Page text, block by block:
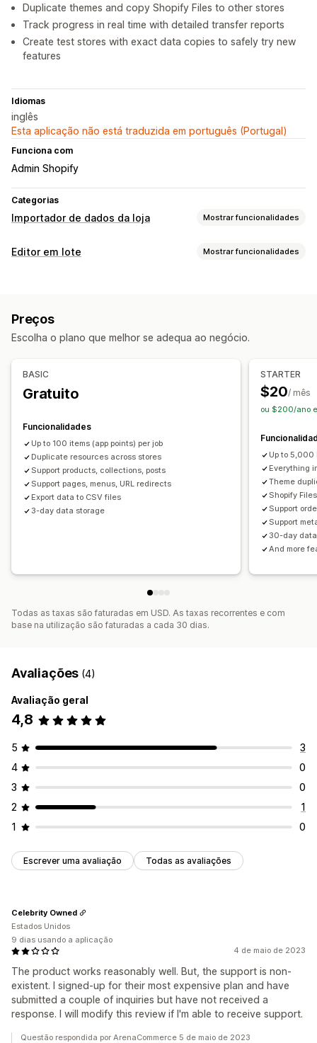
Duplicate themes and copy Shopify Files to other stores
Track progress in real time with detailed transfer reports
Create test stores with exact data copies to safely try new
features
Idiomas
inglês
Esta aplicação não está traduzida em português (Portugal)
Funciona com
Admin Shopify
Categorias
Importador de dados da loja Mostrar funcionalidades
Sincronização de dados
Exportação em lote
Atualizações em lote
Coleções
Descontos
Editor em lote Mostrar funcionalidades
SKU e códigos de barras
Metacampos Coleções
Preços
Escolha o plano que melhor se adequa ao negócio.
BASIC
Gratuito
Funcionalidades
Up to 100 items (app points) per job
Duplicate resources across stores
Support products, collections, posts
Support pages, menus, URL redirects
Export data to CSV files
3-day data storage
STARTER
$20/ mês
ou $200/ano e
Up to 5,000
Everything
Theme
Shopify
Support
Support
30-day
And more
Todas as taxas são faturadas em USD. As taxas recorrentes e com
base na utilização são faturadas a cada 30 dias.
Avaliações (4)
Avaliação geral
4,8
5
3
4
0
3
0
2
1
1
0
Escrever uma avaliação Todas as avaliações
4 de maio de 2023
The product works reasonably well. But, the support is non-
existent. I signed-up for their most expensive plan and have
submitted a couple of inquiries but have not received a
response. I will modify this review if I'm able to receive support.
Celebrity Owned
Estados Unidos
9 dias usando a aplicação
Questão respondida por ArenaCommerce 5 de maio de 2023